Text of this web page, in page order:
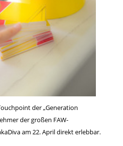
der „Generation
der großen FAW-
am 22. April direkt erlebbar.